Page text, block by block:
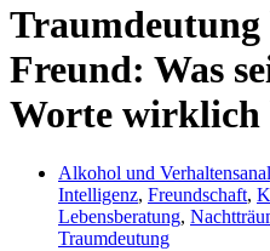
Freund: Was
Worte wirklich
Alkohol und
Intelligenz, Freundschaft,
Lebensberatung,
Traumdeutung